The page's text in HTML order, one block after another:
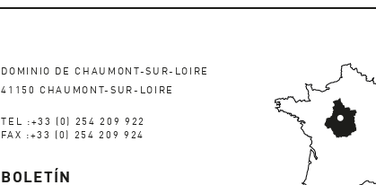
DOMINIO DE CHAUMONT-SUR-LOIRE
41150 CHAUMONT-SUR-LOIRE
TEL :+33 (0) 254 209 922
FAX :+33 (0) 254 209 924
BOLETÍN